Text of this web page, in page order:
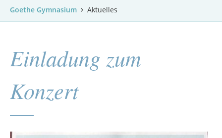
Goethe Gymnasium Aktuelles
Einladung zum
Konzert